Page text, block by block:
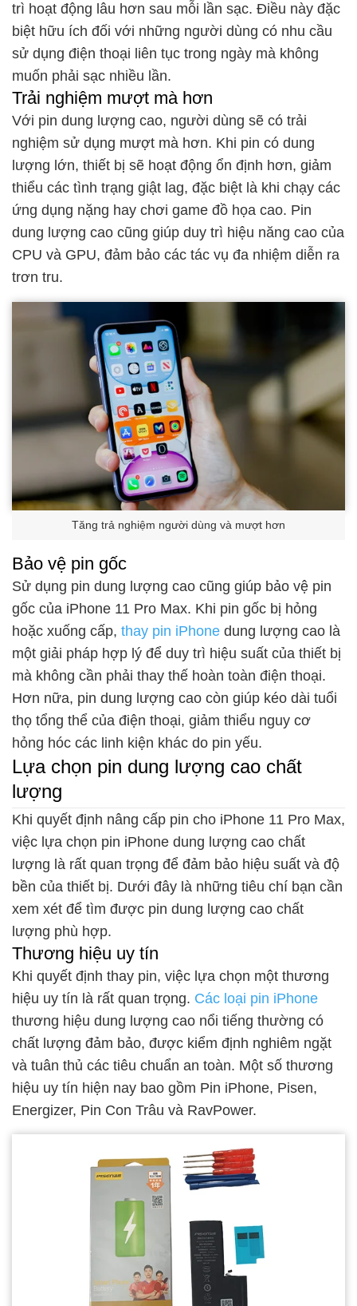
trì hoạt động lâu hơn sau mỗi lần sạc. Điều này đặc
biệt hữu ích đối với những người dùng có nhu cầu
sử dụng điện thoại liên tục trong ngày mà không
muốn phải sạc nhiều lần.
Trải nghiệm mượt mà hơn
Với pin dung lượng cao, người dùng sẽ có trải
nghiệm sử dụng mượt mà hơn. Khi pin có dung
lượng lớn, thiết bị sẽ hoạt động ổn định hơn, giảm
thiểu các tình trạng giật lag, đặc biệt là khi chạy các
ứng dụng nặng hay chơi game đồ họa cao. Pin
dung lượng cao cũng giúp duy trì hiệu năng cao của
CPU và GPU, đảm bảo các tác vụ đa nhiệm diễn ra
trơn tru.
Tăng trả nghiệm người dùng và mượt hơn
Bảo vệ pin gốc
Sử dụng pin dung lượng cao cũng giúp bảo vệ pin
gốc của iPhone 11 Pro Max. Khi pin gốc bị hỏng
hoặc xuống cấp, thay pin iPhone dung lượng cao là
một giải pháp hợp lý để duy trì hiệu suất của thiết bị
mà không cần phải thay thế hoàn toàn điện thoại.
Hơn nữa, pin dung lượng cao còn giúp kéo dài tuổi
thọ tổng thể của điện thoại, giảm thiểu nguy cơ
hỏng hóc các linh kiện khác do pin yếu.
Lựa chọn pin dung lượng cao chất
lượng
Khi quyết định nâng cấp pin cho iPhone 11 Pro Max,
việc lựa chọn pin iPhone dung lượng cao chất
lượng là rất quan trọng để đảm bảo hiệu suất và độ
bền của thiết bị. Dưới đây là những tiêu chí bạn cần
xem xét để tìm được pin dung lượng cao chất
lượng phù hợp.
Thương hiệu uy tín
Khi quyết định thay pin, việc lựa chọn một thương
hiệu uy tín là rất quan trọng. Các loại pin iPhone
thương hiệu dung lượng cao nổi tiếng thường có
chất lượng đảm bảo, được kiểm định nghiêm ngặt
và tuân thủ các tiêu chuẩn an toàn. Một số thương
hiệu uy tín hiện nay bao gồm Pin iPhone, Pisen,
Energizer, Pin Con Trâu và RavPower.